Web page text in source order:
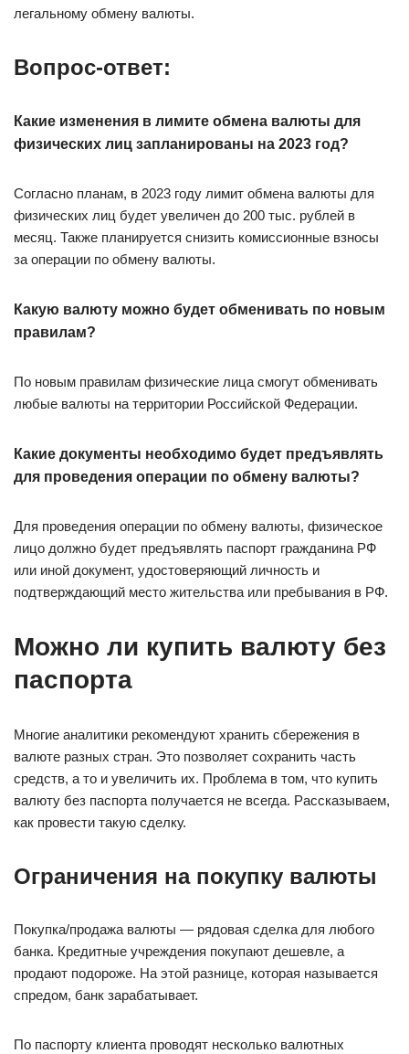
легальному обмену валюты.
Вопрос-ответ:
Какие изменения в лимите обмена валюты для
физических лиц запланированы на 2023 год?
Согласно планам, в 2023 году лимит обмена валюты для
физических лиц будет увеличен до 200 тыс. рублей в
месяц. Также планируется снизить комиссионные взносы
за операции по обмену валюты.
Какую валюту можно будет обменивать по новым
правилам?
По новым правилам физические лица смогут обменивать
любые валюты на территории Российской Федерации.
Какие документы необходимо будет предъявлять
для проведения операции по обмену валюты?
Для проведения операции по обмену валюты, физическое
лицо должно будет предъявлять паспорт гражданина РФ
или иной документ, удостоверяющий личность и
подтверждающий место жительства или пребывания в РФ.
Можно ли купить валюту без
паспорта
Многие аналитики рекомендуют хранить сбережения в
валюте разных стран. Это позволяет сохранить часть
средств, а то и увеличить их. Проблема в том, что купить
валюту без паспорта получается не всегда. Рассказываем,
как провести такую сделку.
Ограничения на покупку валюты
Покупка/продажа валюты — рядовая сделка для любого
банка. Кредитные учреждения покупают дешевле, а
продают подороже. На этой разнице, которая называется
спредом, банк зарабатывает.
По паспорту клиента проводят несколько валютных